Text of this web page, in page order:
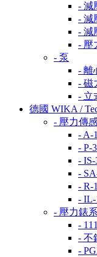
- 減
- 減
- 減
- 壓
- 泵
- 離
- 磁
- 立
德國 WIKA /
- 壓力傳
- A-
- P-
-
-
- R-
-
- 壓力錶
-
- 不
-